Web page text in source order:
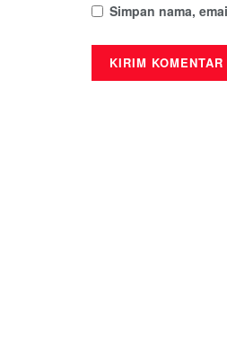
Simpan nama,